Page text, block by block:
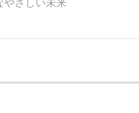
やさしい未来